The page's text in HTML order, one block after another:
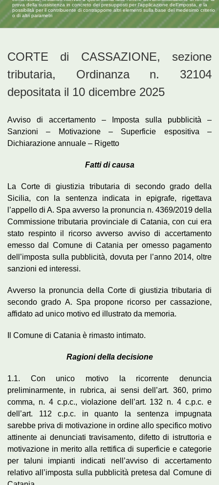
prova della sussistenza in concreto dei presupposti per l’applicazione dell’imposta, e la
possibilità per il contribuente di contrapporre altri elementi sulla base del medesimo criterio
o di altri parametri
CORTE di CASSAZIONE, sezione
tributaria, Ordinanza n. 32104
depositata il 10 dicembre 2025
Avviso di accertamento – Imposta sulla pubblicità –
Sanzioni – Motivazione – Superficie espositiva –
Dichiarazione annuale – Rigetto
Fatti di causa
La Corte di giustizia tributaria di secondo grado della
Sicilia, con la sentenza indicata in epigrafe, rigettava
l’appello di A. Spa avverso la pronuncia n. 4369/2019 della
Commissione tributaria provinciale di Catania, con cui era
stato respinto il ricorso avverso avviso di accertamento
emesso dal Comune di Catania per omesso pagamento
dell’imposta sulla pubblicità, dovuta per l’anno 2014, oltre
sanzioni ed interessi.
Avverso la pronuncia della Corte di giustizia tributaria di
secondo grado A. Spa propone ricorso per cassazione,
affidato ad unico motivo ed illustrato da memoria.
Il Comune di Catania è rimasto intimato.
Ragioni della decisione
1.1. Con unico motivo la ricorrente denuncia
preliminarmente, in rubrica, ai sensi dell’art. 360, primo
comma, n. 4 c.p.c., violazione dell’art. 132 n. 4 c.p.c. e
dell’art. 112 c.p.c. in quanto la sentenza impugnata
sarebbe priva di motivazione in ordine allo specifico motivo
attinente ai denunciati travisamento, difetto di istruttoria e
motivazione in merito alla rettifica di superficie e categorie
per taluni impianti indicati nell’avviso di accertamento
relativo all’imposta sulla pubblicità pretesa dal Comune di